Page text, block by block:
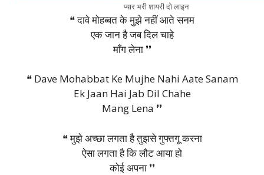
प्यार भरी शायरी दो लाइन
❝ दावे मोहब्बत के मुझे नहीं आते सनम
एक जान है जब दिल चाहे
माँग लेना ❜❜
❝ Dave Mohabbat Ke Mujhe Nahi Aate Sanam
Ek Jaan Hai Jab Dil Chahe
Mang Lena ❜❜
❝ मुझे अच्छा लगता है तुझसे गुफ्तगू करना
ऐसा लगता है कि लौट आया हो
कोई अपना ❜❜